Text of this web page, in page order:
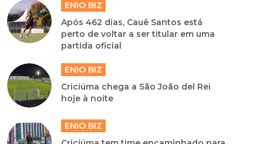
ENIO BIZ
Após 462 dias, Cauê Santos está
perto de voltar a ser titular em uma
partida oficial
ENIO BIZ
Criciúma chega a São João del Rei
hoje à noite
ENIO BIZ